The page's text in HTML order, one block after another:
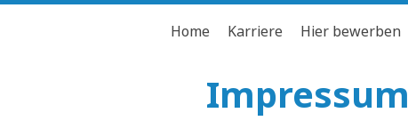
Home Karriere Hier bewerben
Impressum